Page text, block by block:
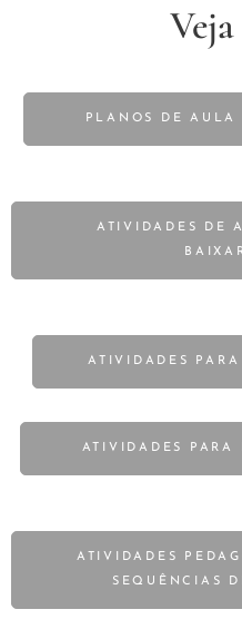
📝 PLANOS DE
📝 ATIVIDADES DE
🚸ATIVIDADES
📝 ATIVIDADES PARA
ATIVIDADES
SEQUÊNCIAS